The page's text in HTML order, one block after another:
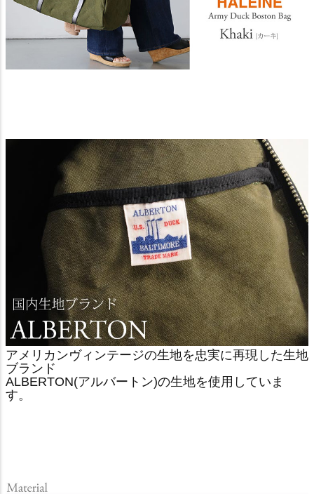
アメリカンヴィンテージの生地を忠実に再現した生地
ブランド
ALBERTON(アルバートン)の生地を使用していま
す。